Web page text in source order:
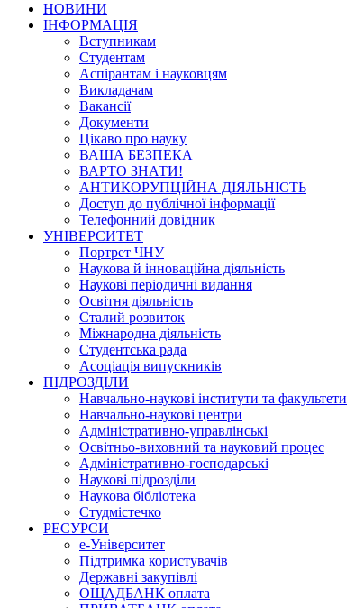
НОВИНИ
ІНФОРМАЦІЯ
Вступникам
Студентам
Аспірантам і науковцям
Викладачам
Вакансії
Документи
Цікаво про науку
ВАША БЕЗПЕКА
ВАРТО ЗНАТИ!
АНТИКОРУПЦІЙНА ДІЯЛЬНІСТЬ
Доступ до публічної інформації
Телефонний довідник
УНІВЕРСИТЕТ
Портрет ЧНУ
Наукова й інноваційна діяльність
Наукові періодичні видання
Освітня діяльність
Сталий розвиток
Міжнародна діяльність
Студентська рада
Асоціація випускників
ПІДРОЗДІЛИ
Навчально-наукові інститути та факультети
Навчально-наукові центри
Адміністративно-управлінські
Освітньо-виховний та науковий процес
Адміністративно-господарські
Наукові підрозділи
Наукова бібліотека
Студмістечко
РЕСУРСИ
е-Університет
Підтримка користувачів
Державні закупівлі
ОЩАДБАНК оплата